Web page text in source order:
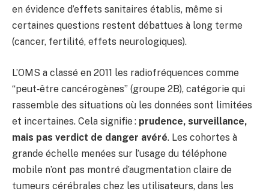
en évidence d’effets sanitaires établis, même si
certaines questions restent débattues à long terme
(cancer, fertilité, effets neurologiques).
L’OMS a classé en 2011 les radiofréquences comme
“peut‑être cancérogènes” (groupe 2B), catégorie qui
rassemble des situations où les données sont limitées
et incertaines. Cela signifie : prudence, surveillance,
mais pas verdict de danger avéré. Les cohortes à
grande échelle menées sur l’usage du téléphone
mobile n’ont pas montré d’augmentation claire de
tumeurs cérébrales chez les utilisateurs, dans les